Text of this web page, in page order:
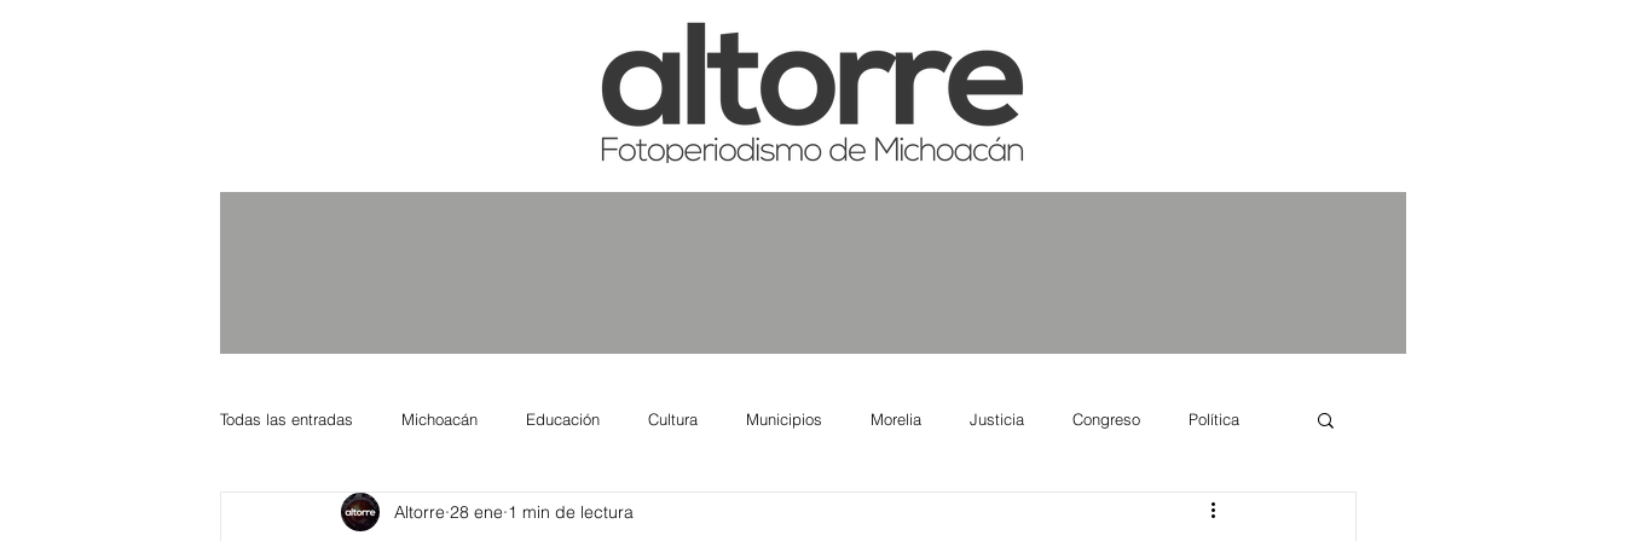
Todas las entradas Michoacán Educación Cultura Municipios Morelia Justicia Congreso Política
Nacional Internacional Columnistas Salud
Altorre 28 ene 1 min de lectura